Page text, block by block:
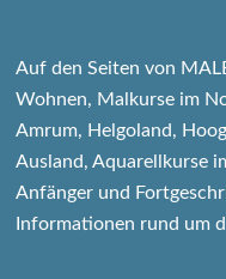
Auf den Seiten von
Wohnen, Malkurse im
Amrum, Helgoland,
Ausland, Aquarellkurse
Anfänger und
Informationen rund um